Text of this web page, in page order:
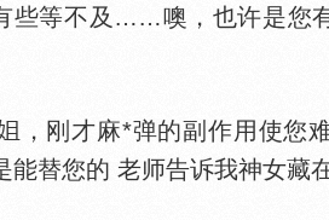
等不及……噢，也许是您
，刚才麻*弹的副作用使您
替您的 老师告诉我神女藏